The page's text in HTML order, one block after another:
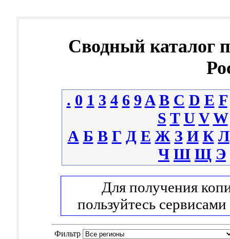
Сводный каталог
. 0 1 3 4 6 9 A B C D E F
S T U V W
А Б В Г Д Е Ж З И К Л
Ч Ш Щ Э
Для получения
пользуйтесь сервисами
Фильтр